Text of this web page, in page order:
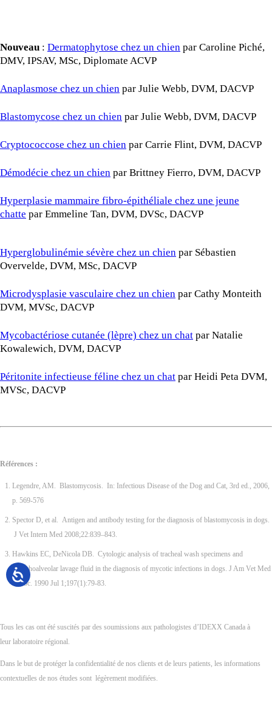
Nouveau : Dermatophytose chez un chien par Caroline Piché,
DMV, IPSAV, MSc, Diplomate ACVP
Anaplasmose chez un chien par Julie Webb, DVM, DACVP
Blastomycose chez un chien par Julie Webb, DVM, DACVP
Cryptococcose chez un chien par Carrie Flint, DVM, DACVP
Démodécie chez un chien par Brittney Fierro, DVM, DACVP
Hyperplasie mammaire fibro-épithéliale chez une jeune
chatte par Emmeline Tan, DVM, DVSc, DACVP
Hyperglobulinémie sévère chez un chien par Sébastien
Overvelde, DVM, MSc, DACVP
Microdysplasie vasculaire chez un chien par Cathy Monteith
DVM, MVSc, DACVP
Mycobactériose cutanée (lèpre) chez un chat par Natalie
Kowalewich, DVM, DACVP
Péritonite infectieuse féline chez un chat par Heidi Peta DVM,
MVSc, DACVP
Références :
Legendre, AM. Blastomycosis. In: Infectious Disease of the Dog and Cat, 3rd ed., 2006,
p. 569-576
Spector D, et al. Antigen and antibody testing for the diagnosis of blastomycosis in dogs.
J Vet Intern Med 2008;22:839–843.
Hawkins EC, DeNicola DB. Cytologic analysis of tracheal wash specimens and
bronchoalveolar lavage fluid in the diagnosis of mycotic infections in dogs. J Am Vet Med
Assoc. 1990 Jul 1;197(1):79-83.
Tous les cas ont été suscités par des soumissions aux pathologistes d’IDEXX Canada à
leur laboratoire régional.
Dans le but de protéger la confidentialité de nos clients et de leurs patients, les informations
contextuelles de nos études sont légèrement modifiées.